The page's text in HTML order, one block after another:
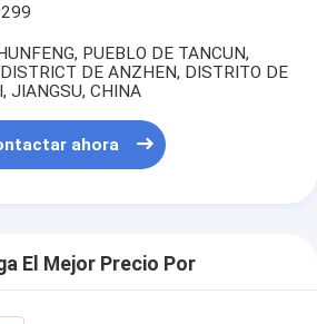
PUEBLO DE TANCUN,
DE ANZHEN, DISTRITO DE
JIANGSU, CHINA
ahora
El Mejor Precio Por